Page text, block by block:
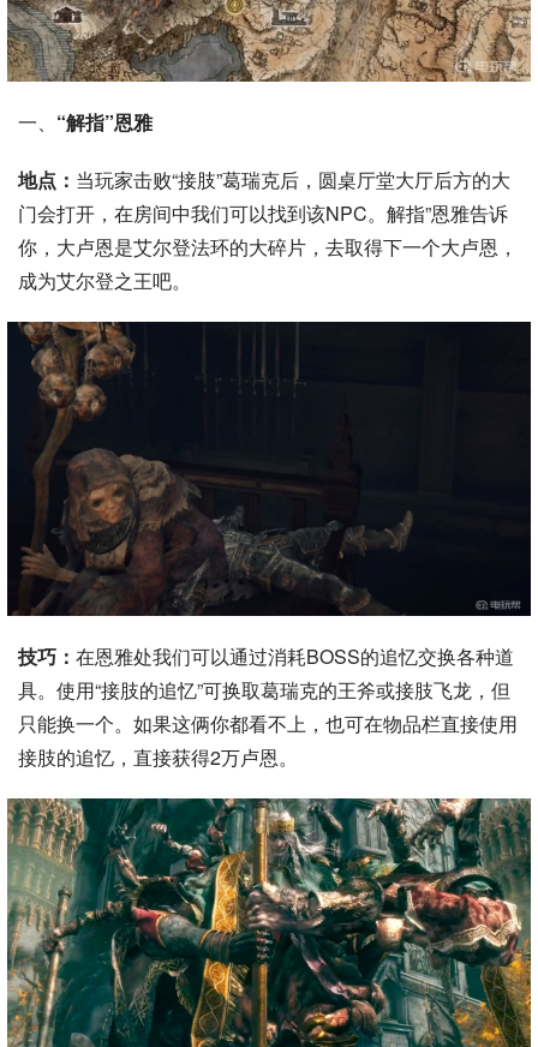
一、 “解指”恩雅
地点： 当玩家击败“接肢”葛瑞克后，圆桌厅堂大厅后方的大
门会打开，在房间中我们可以找到该NPC。解指”恩雅告诉
你，大卢恩是艾尔登法环的大碎片，去取得下一个大卢恩，
成为艾尔登之王吧。
技巧： 在恩雅处我们可以通过消耗BOSS的追忆交换各种道
具。使用“接肢的追忆”可换取葛瑞克的王斧或接肢飞龙，但
只能换一个。如果这俩你都看不上，也可在物品栏直接使用
接肢的追忆，直接获得2万卢恩。